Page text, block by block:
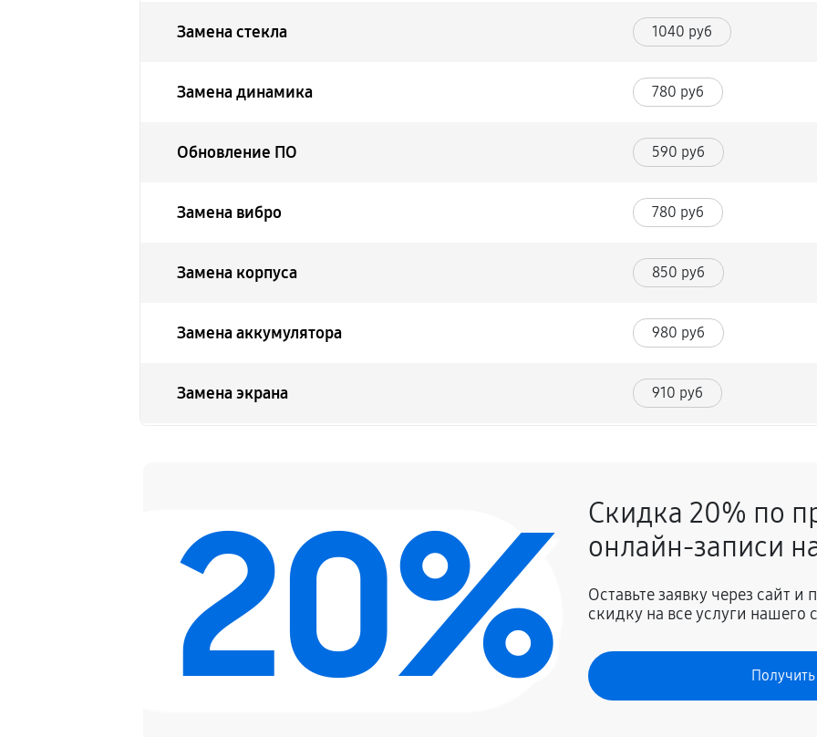
Замена стекла 1040 руб
Замена динамика 780 руб
Обновление ПО 590 руб
Замена вибро 780 руб
Замена корпуса 850 руб
Замена аккумулятора 980 руб
Замена экрана 910 руб
780 руб
Замена кнопки включения
Замена Bluetooth
20%
Скидка 20% по
онлайн-записи
Оставьте заявку через сайт
скидку на все услуги нашего